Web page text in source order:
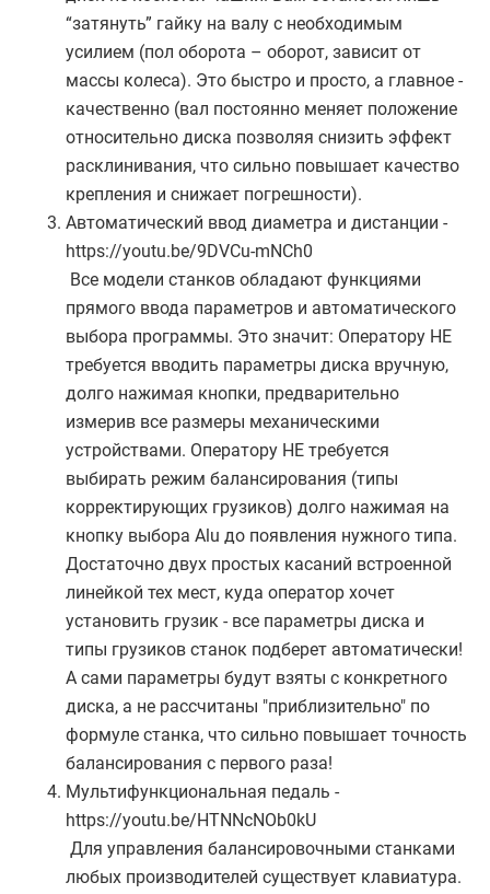
“затянуть” гайку на валу с необходимым
усилием (пол оборота – оборот, зависит от
массы колеса). Это быстро и просто, а главное -
качественно (вал постоянно меняет положение
относительно диска позволяя снизить эффект
расклинивания, что сильно повышает качество
крепления и снижает погрешности).
Автоматический ввод диаметра и дистанции -
https://youtu.be/9DVCu-mNCh0
Все модели станков обладают функциями
прямого ввода параметров и автоматического
выбора программы. Это значит: Оператору НЕ
требуется вводить параметры диска вручную,
долго нажимая кнопки, предварительно
измерив все размеры механическими
устройствами. Оператору НЕ требуется
выбирать режим балансирования (типы
корректирующих грузиков) долго нажимая на
кнопку выбора Alu до появления нужного типа.
Достаточно двух простых касаний встроенной
линейкой тех мест, куда оператор хочет
установить грузик - все параметры диска и
типы грузиков станок подберет автоматически!
А сами параметры будут взяты с конкретного
диска, а не рассчитаны "приблизительно" по
формуле станка, что сильно повышает точность
балансирования с первого раза!
Мультифункциональная педаль -
https://youtu.be/HTNNcNOb0kU
Для управления балансировочными станками
любых производителей существует клавиатура.